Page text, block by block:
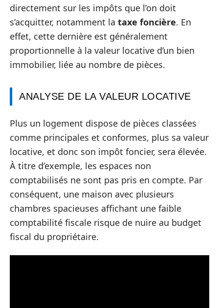
directement sur les impôts que l’on doit
s’acquitter, notamment la taxe foncière. En
effet, cette dernière est généralement
proportionnelle à la valeur locative d’un bien
immobilier, liée au nombre de pièces.
ANALYSE DE LA VALEUR LOCATIVE
Plus un logement dispose de pièces classées
comme principales et conformes, plus sa valeur
locative, et donc son impôt foncier, sera élevée.
À titre d’exemple, les espaces non
comptabilisés ne sont pas pris en compte. Par
conséquent, une maison avec plusieurs
chambres spacieuses affichant une faible
comptabilité fiscale risque de nuire au budget
fiscal du propriétaire.